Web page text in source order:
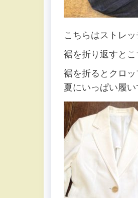
こちらはストレッ
裾を折り返すと
裾を折るとクロッ
夏にいっぱい履